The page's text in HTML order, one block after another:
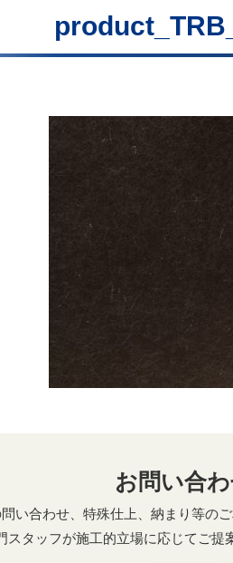
お問い合
い合わせ、特殊仕上、納まり等の
スタッフが施工的立場に応じてご提